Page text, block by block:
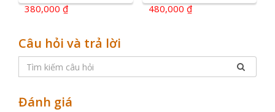
380,000 ₫ 480,000 ₫
Câu hỏi và trả lời
Đánh giá